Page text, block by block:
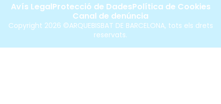
Copyright 2026 ©ARQUEBISBAT DE BARCELONA, tots els drets
reservats.
Avís LegalProtecció de DadesPolítica de Cookies
Canal de denúncia